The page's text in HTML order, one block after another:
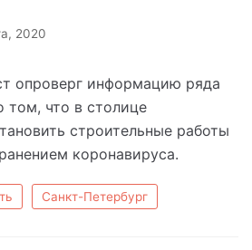
2020
опроверг информацию ряда
том, что в столице
строительные работы
коронавируса.
Санкт-Петербург